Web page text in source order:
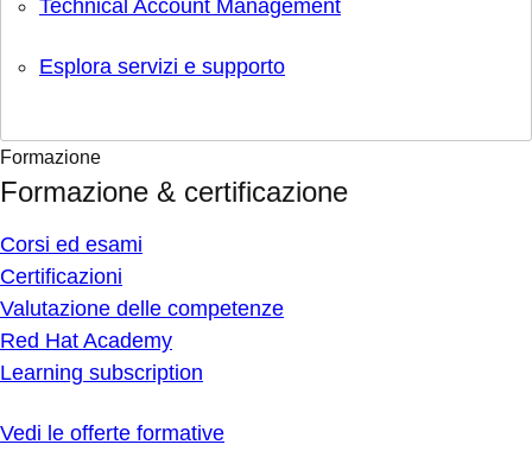
Technical Account Management
Esplora servizi e supporto
Formazione
Formazione & certificazione
Corsi ed esami
Certificazioni
Valutazione delle competenze
Red Hat Academy
Learning subscription
Vedi le offerte formative